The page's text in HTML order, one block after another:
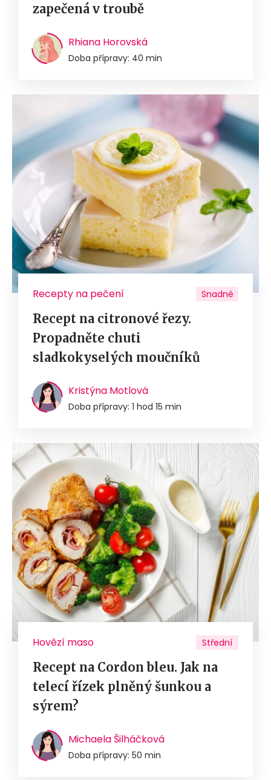
zapečená v troubě
Rhiana Horovská
Doba přípravy: 40 min
Recepty na pečení Snadné
Recept na citronové řezy.
Propadněte chuti
sladkokyselých moučníků
Kristýna Motlová
Doba přípravy: 1 hod 15 min
Hovězí maso Střední
Recept na Cordon bleu. Jak na
telecí řízek plněný šunkou a
sýrem?
Michaela Šilháčková
Doba přípravy: 50 min